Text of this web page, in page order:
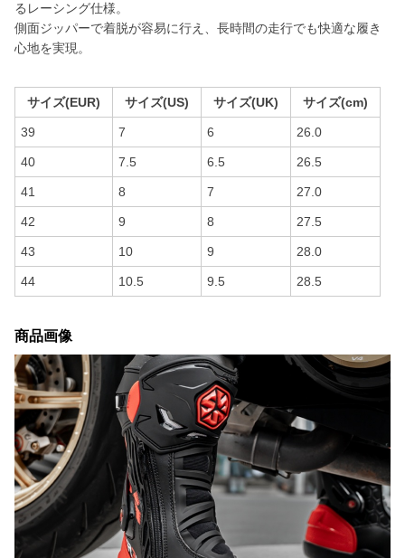
るレーシング仕様。
側面ジッパーで着脱が容易に行え、長時間の走行でも快適な履き
心地を実現。
サイズ(EUR) サイズ(US) サイズ(UK) サイズ(cm)
39 7 6 26.0
40 7.5 6.5 26.5
41 8 7 27.0
42 9 8 27.5
43 10 9 28.0
44 10.5 9.5 28.5
商品画像